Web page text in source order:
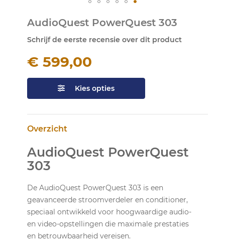
AudioQuest PowerQuest 303
Schrijf de eerste recensie over dit product
€ 599,00
Kies opties
Overzicht
AudioQuest PowerQuest
303
De AudioQuest PowerQuest 303 is een
geavanceerde stroomverdeler en conditioner,
speciaal ontwikkeld voor hoogwaardige audio-
en video-opstellingen die maximale prestaties
en betrouwbaarheid vereisen.
naar
begin
de